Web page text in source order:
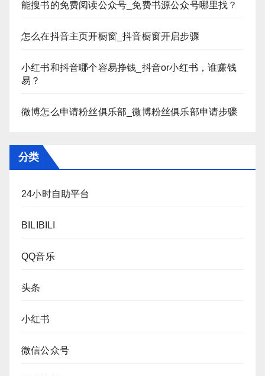
能搜书的免费阅读公众号_免费书源公众号哪里找？
怎么在抖音主页开橱窗_抖音橱窗开启步骤
小红书和抖音哪个容易挣钱_抖音or小红书，谁赚钱
易？
微博怎么申请粉丝俱乐部_微博粉丝俱乐部申请步骤
分类
24小时自助平台
BILIBILI
QQ音乐
头条
小红书
微信公众号